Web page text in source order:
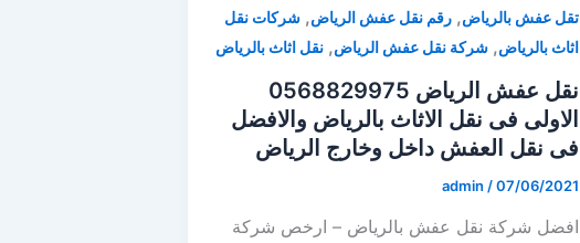
تقل عفش بالرياض, رقم نقل عفش الرياض, شركات نقل
اثاث بالرياض, شركة نقل عفش الرياض, نقل اثاث بالرياض
نقل عفش الرياض 0568829975
الاولى فى نقل الاثاث بالرياض والافضل
فى نقل العفش داخل وخارج الرياض
admin /07/06/2021
افضل شركة نقل عفش بالرياض – ارخص شركة